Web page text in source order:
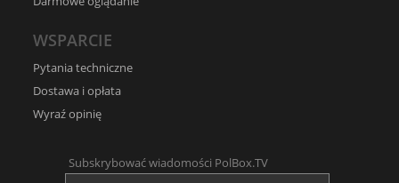
WSPARCIE
Pytania techniczne
Dostawa i opłata
Wyraź opinię
Subskrybować wiadomości PolBox.TV